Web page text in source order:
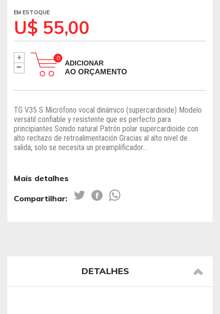
EM ESTOQUE
U$ 55,00
+
- ADICIONAR
AO ORÇAMENTO
TG V35 S Micrófono vocal dinámico (supercardioide) Modelo
versátil confiable y resistente que es perfecto para
principiantes Sonido natural Patrón polar supercardioide con
alto rechazo de retroalimentación Gracias al alto nivel de
salida, solo se necesita un preamplificador...
Mais detalhes
Compartilhar:
DETALHES